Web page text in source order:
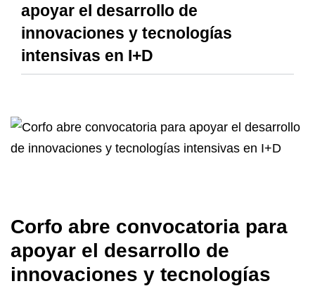
apoyar el desarrollo de
innovaciones y tecnologías
intensivas en I+D
Corfo abre convocatoria para
apoyar el desarrollo de
innovaciones y tecnologías